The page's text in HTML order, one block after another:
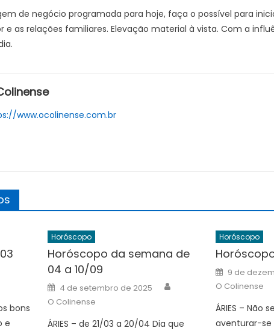
de negócio programada para hoje, faça o possível para
e as relações familiares. Elevação material à vista. Com a
www.ocolinense.com.br
bons
e
Horóscopo
Horóscopo da semana de
04 a 10/09
Posted
on
4 de setembro de 2025
O Colinense
ÁRIES – de 21/03 a 20/04 Dia que
Horóscopo
Posted
on
9 de
O Colinense
ÁRIES – Não
aventurar-se